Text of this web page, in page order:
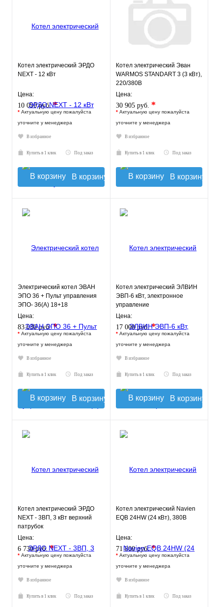
Котел электрический ЭРДО
NEXT - 12 кВт
Цена:
10 090 руб.*
* Актуальную цену пожалуйста
уточните у менеджера
В избранное
Купить в 1 клик Под заказ
В корзину
Котел электрический Эван
WARMOS STANDART 3 (3 кВт),
220/380В
Цена:
30 905 руб. *
* Актуальную цену пожалуйста
уточните у менеджера
В избранное
Купить в 1 клик Под заказ
В корзину
Электрический котел ЭВАН
ЭПО 36 + Пульт управления
ЭПО- 36(А) 18+18
Цена:
83 030 руб.*
* Актуальную цену пожалуйста
уточните у менеджера
В избранное
Купить в 1 клик Под заказ
В корзину
Котел электрический ЭЛВИН
ЭВП-6 кВт, электронное
управление
Цена:
17 000 руб.*
* Актуальную цену пожалуйста
уточните у менеджера
В избранное
Купить в 1 клик Под заказ
В корзину
Котел электрический ЭРДО
NEXT - 3ВП, 3 кВт верхний
патрубок
Цена:
6 730 руб.*
* Актуальную цену пожалуйста
уточните у менеджера
В избранное
Купить в 1 клик Под заказ
Котел электрический Navien
EQB 24HW (24 кВт), 380В
Цена:
71 800 руб.*
* Актуальную цену пожалуйста
уточните у менеджера
В избранное
Купить в 1 клик Под заказ